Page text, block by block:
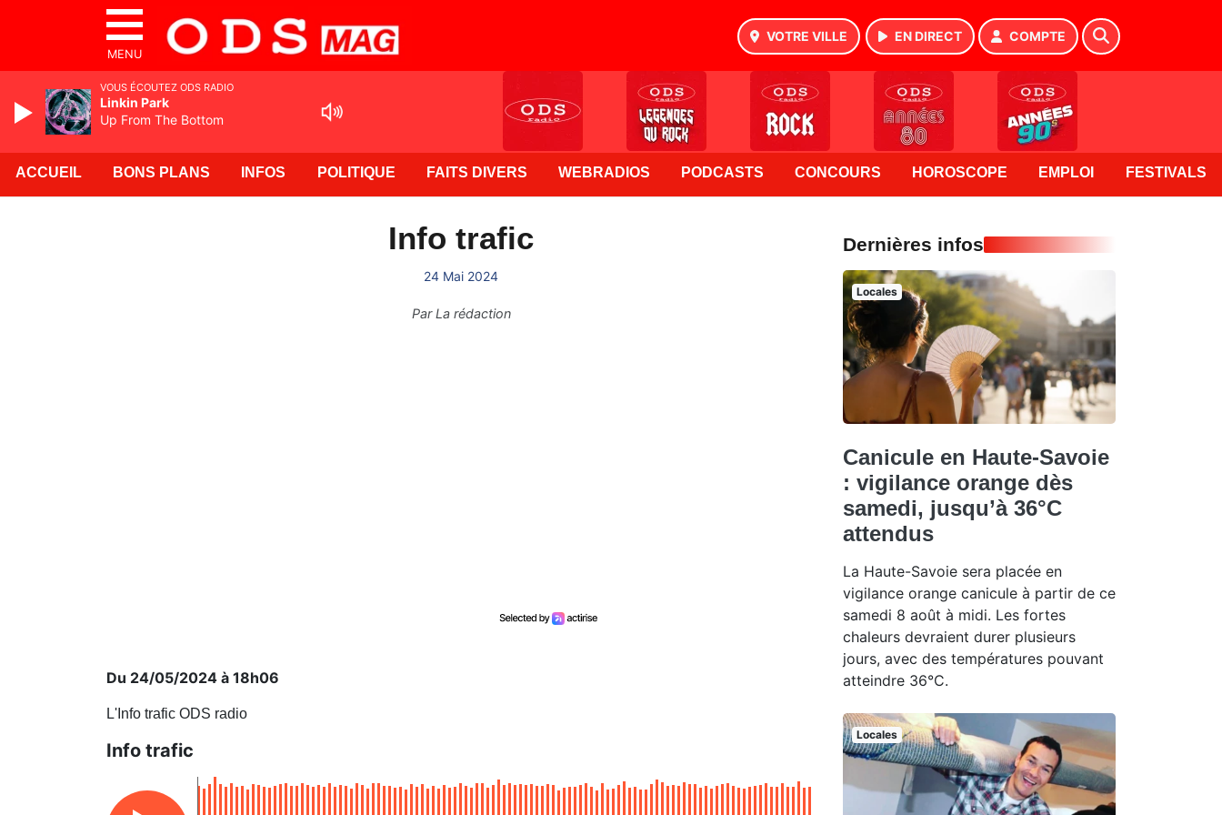
MENU
VOTRE VILLE EN DIRECT COMPTE
ACCUEIL BONS PLANS INFOS POLITIQUE FAITS DIVERS WEBRADIOS PODCASTS CONCOURS HOROSCOPE EMPLOI FESTIVALS
Info trafic
24 Mai 2024
ParLa rédaction
Du 24/05/2024 à 18h06
L'Info trafic ODS radio
Info trafic
Dernières infos
Locales
Canicule en Haute-Savoie
: vigilance orange dès
samedi, jusqu’à 36°C
attendus
La Haute-Savoie sera placée en
vigilance orange canicule à partir de ce
samedi 8 août à midi. Les fortes
chaleurs devraient durer plusieurs
jours, avec des températures pouvant
atteindre 36°C.
Locales
VOUS ÉCOUTEZ ODS RADIO
Linkin Park
Up From The Bottom